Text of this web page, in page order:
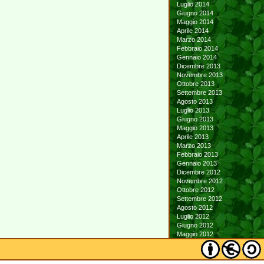
Luglio 2014
Giugno 2014
Maggio 2014
Aprile 2014
Marzo 2014
Febbraio 2014
Gennaio 2014
Dicembre 2013
Novembre 2013
Ottobre 2013
Settembre 2013
Agosto 2013
Luglio 2013
Giugno 2013
Maggio 2013
Aprile 2013
Marzo 2013
Febbraio 2013
Gennaio 2013
Dicembre 2012
Novembre 2012
Ottobre 2012
Settembre 2012
Agosto 2012
Luglio 2012
Giugno 2012
Maggio 2012
Aprile 2012
Marzo 2012
Febbraio 2012